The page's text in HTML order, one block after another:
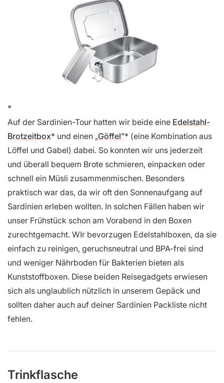
Auf der Sardinien-Tour hatten wir beide eine Edelstahl-
Brotzeitbox
und einen „Göffel”
(eine Kombination aus
Löffel und Gabel) dabei. So konnten wir uns jederzeit
und überall bequem Brote schmieren, einpacken oder
schnell ein Müsli zusammenmischen. Besonders
praktisch war das, da wir oft den Sonnenaufgang auf
Sardinien erleben wollten. In solchen Fällen haben wir
unser Frühstück schon am Vorabend in den Boxen
zurechtgemacht. WIr bevorzugen Edelstahlboxen, da sie
einfach zu reinigen, geruchsneutral und BPA-frei sind
und weniger Nährboden für Bakterien bieten als
Kunststoffboxen. Diese beiden Reisegadgets erwiesen
sich als unglaublich nützlich in unserem Gepäck und
sollten daher auch auf deiner Sardinien Packliste nicht
fehlen.
Trinkflasche